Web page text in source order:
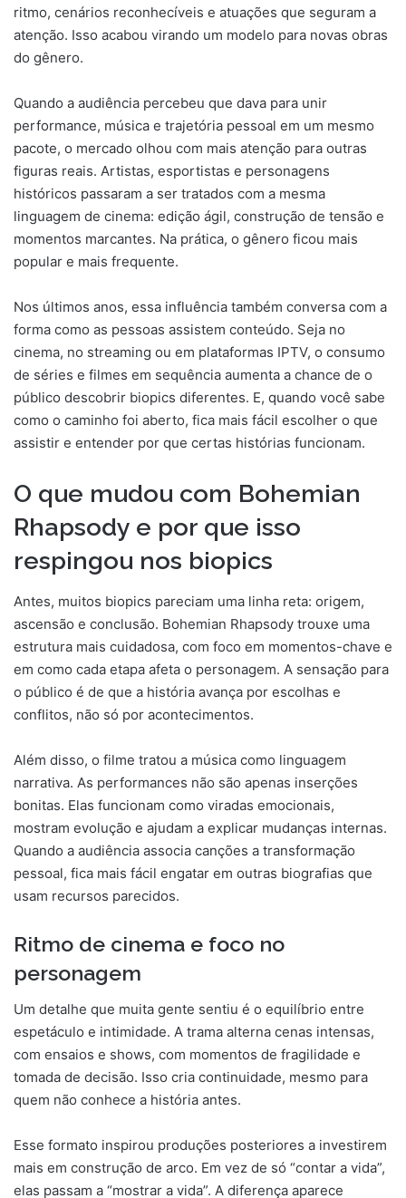
ritmo, cenários reconhecíveis e atuações que seguram a
atenção. Isso acabou virando um modelo para novas obras
do gênero.
Quando a audiência percebeu que dava para unir
performance, música e trajetória pessoal em um mesmo
pacote, o mercado olhou com mais atenção para outras
figuras reais. Artistas, esportistas e personagens
históricos passaram a ser tratados com a mesma
linguagem de cinema: edição ágil, construção de tensão e
momentos marcantes. Na prática, o gênero ficou mais
popular e mais frequente.
Nos últimos anos, essa influência também conversa com a
forma como as pessoas assistem conteúdo. Seja no
cinema, no streaming ou em plataformas IPTV, o consumo
de séries e filmes em sequência aumenta a chance de o
público descobrir biopics diferentes. E, quando você sabe
como o caminho foi aberto, fica mais fácil escolher o que
assistir e entender por que certas histórias funcionam.
O que mudou com Bohemian
Rhapsody e por que isso
respingou nos biopics
Antes, muitos biopics pareciam uma linha reta: origem,
ascensão e conclusão. Bohemian Rhapsody trouxe uma
estrutura mais cuidadosa, com foco em momentos-chave e
em como cada etapa afeta o personagem. A sensação para
o público é de que a história avança por escolhas e
conflitos, não só por acontecimentos.
Além disso, o filme tratou a música como linguagem
narrativa. As performances não são apenas inserções
bonitas. Elas funcionam como viradas emocionais,
mostram evolução e ajudam a explicar mudanças internas.
Quando a audiência associa canções a transformação
pessoal, fica mais fácil engatar em outras biografias que
usam recursos parecidos.
Ritmo de cinema e foco no
personagem
Um detalhe que muita gente sentiu é o equilíbrio entre
espetáculo e intimidade. A trama alterna cenas intensas,
com ensaios e shows, com momentos de fragilidade e
tomada de decisão. Isso cria continuidade, mesmo para
quem não conhece a história antes.
Esse formato inspirou produções posteriores a investirem
mais em construção de arco. Em vez de só “contar a vida”,
elas passam a “mostrar a vida”. A diferença aparece